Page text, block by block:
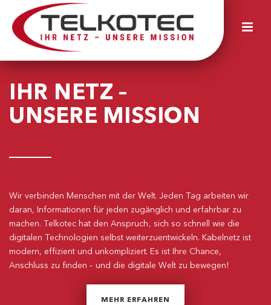
IHR NETZ –
UNSERE MISSION
Wir verbinden Menschen mit der Welt. Jeden Tag arbeiten wir
daran, Informationen für jeden zugänglich und erfahrbar zu
machen. Telkotec hat den Anspruch, sich so schnell wie die
digitalen Technologien selbst weiterzuentwickeln. Kabelnetz ist
modern, effizient und unkompliziert. Es ist Ihre Chance,
Anschluss zu finden – und die digitale Welt zu bewegen!
MEHR ERFAHREN